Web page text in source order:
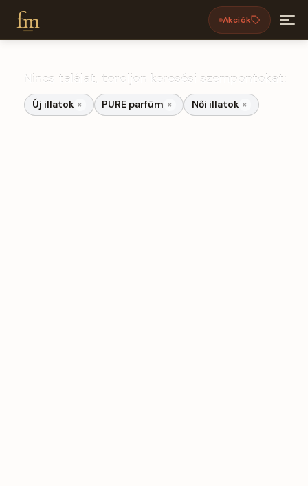
fm Akciók
Új illatok, PURE parfüm, Női illatok
Nincs találat, töröljön keresési szempontokat:
Új illatok PURE parfüm Női illatok